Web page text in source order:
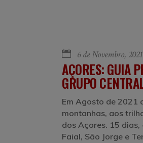
6 de Novembro, 2021
AÇORES: GUIA
GRUPO
Em Agosto de 2021
montanhas, aos
dos Açores. 15 dias,
Faial, São Jorge e